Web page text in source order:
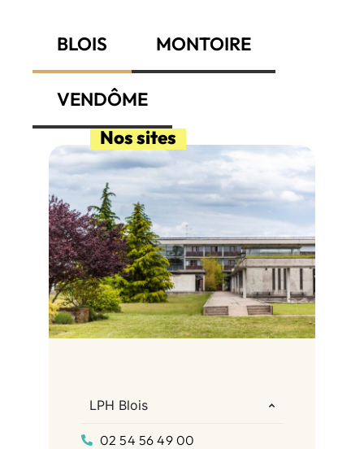
BLOIS MONTOIRE
VENDÔME
Nos sites
LPH Blois
02 54 56 49 00